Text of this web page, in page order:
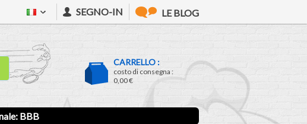
SEGNO-IN LE BLOG
CARRELLO :
costo di consegna :
0,00 €
BBB